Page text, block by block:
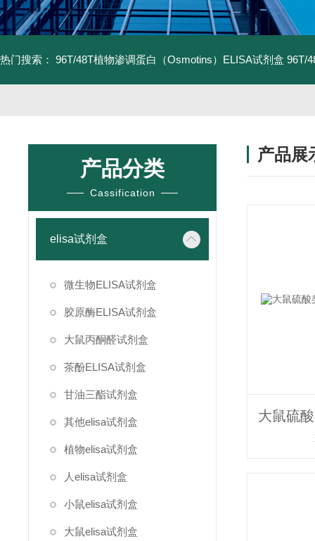
热门搜索： 96T/48T植物渗调蛋白（Osmotins）ELISA试剂盒 96T/
产品分类
Cassification
elisa试剂盒
微生物ELISA试剂盒
胶原酶ELISA试剂盒
大鼠丙酮醛试剂盒
茶酚ELISA试剂盒
甘油三酯试剂盒
其他elisa试剂盒
植物elisa试剂盒
人elisa试剂盒
小鼠elisa试剂盒
大鼠elisa试剂盒
产品展